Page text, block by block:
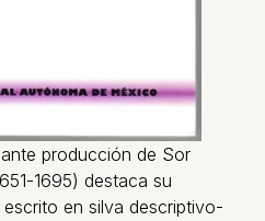
producción de Sor
1695) destaca su
escrito en silva descriptivo-